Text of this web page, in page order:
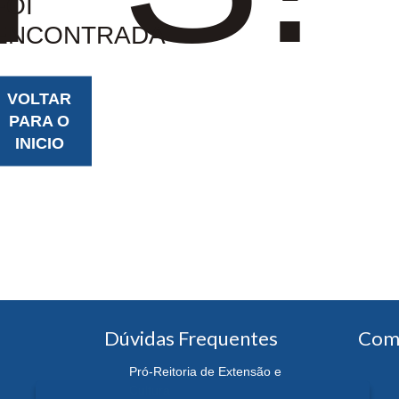
VOLTAR
PARA O
INICIO
Dúvidas Frequentes
Pró-Reitoria de Extensão e